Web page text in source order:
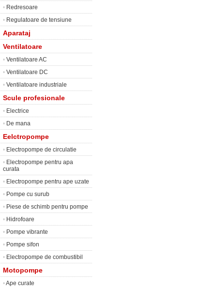
• Redresoare
• Regulatoare de tensiune
Aparataj
Ventilatoare
• Ventilatoare AC
• Ventilatoare DC
• Ventilatoare industriale
Scule profesionale
• Electrice
• De mana
Eelctropompe
• Electropompe de circulatie
• Electropompe pentru apa
curata
• Electropompe pentru ape uzate
• Pompe cu surub
• Piese de schimb pentru pompe
• Hidrofoare
• Pompe vibrante
• Pompe sifon
• Electropompe de combustibil
Motopompe
•Ape curate